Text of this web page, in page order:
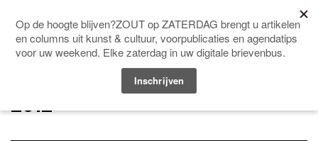
HOME UITGAVE: ZL-2-FEBRUARI-2012
UITGAVE: ZL-2-FEBRUARI-
2012